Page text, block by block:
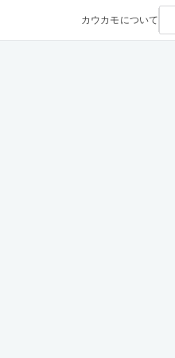
カウカモについて